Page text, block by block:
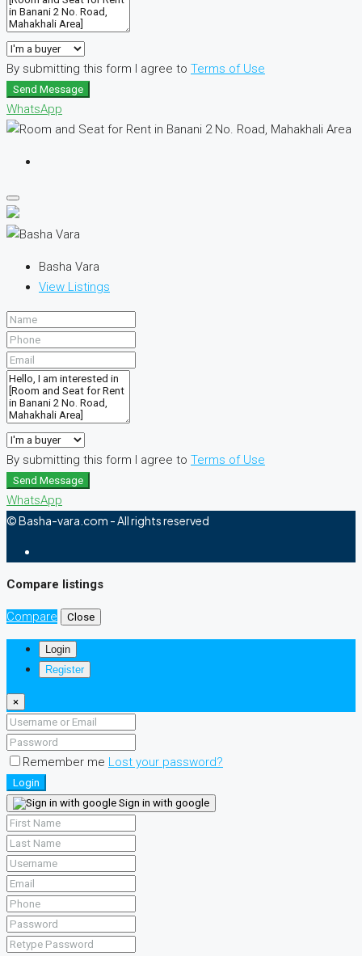
By submitting this form I agree to Terms of Use
Send Message
WhatsApp
Basha Vara
View Listings
By submitting this form I agree to Terms of Use
Send Message
WhatsApp
© Basha-vara.com - All rights reserved
Compare listings
Compare Close
Login
Register
×
Remember me Lost your password?
Login
Sign in with google